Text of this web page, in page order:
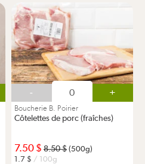
- +
Boucherie B. Poirier
Côtelettes de porc (fraîches)
7.50 8.50
(500g)
1.7
/ 100g